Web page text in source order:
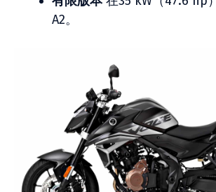
A2。